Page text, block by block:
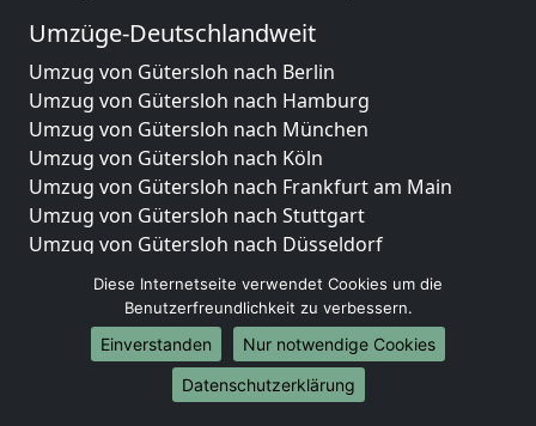
Umzüge-Deutschlandweit
Umzug von Gütersloh nach Berlin
Umzug von Gütersloh nach Hamburg
Umzug von Gütersloh nach München
Umzug von Gütersloh nach Köln
Umzug von Gütersloh nach Frankfurt am Main
Umzug von Gütersloh nach Stuttgart
Umzug von Gütersloh nach Düsseldorf
Umzug von Gütersloh nach Leipzig
Umzug von Gütersloh nach Dortmund
Umzug von Gütersloh nach Essen
Umzug von Gütersloh nach Bremen
Umzug von Gütersloh nach Dresden
Diese Internetseite verwendet Cookies um die
Benutzerfreundlichkeit zu verbessern.
Einverstanden
Nur notwendige Cookies
Datenschutzerklärung